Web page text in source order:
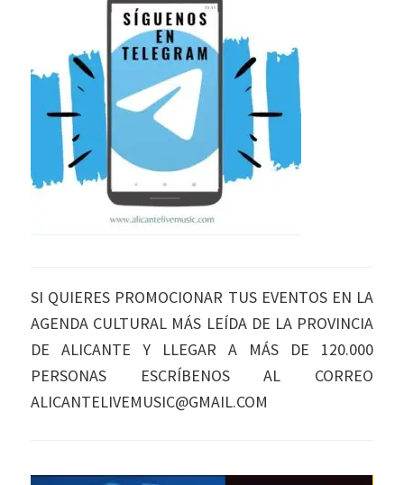
SI QUIERES PROMOCIONAR TUS EVENTOS EN LA
AGENDA CULTURAL MÁS LEÍDA DE LA PROVINCIA
DE ALICANTE Y LLEGAR A MÁS DE 120.000
PERSONAS ESCRÍBENOS AL CORREO
ALICANTELIVEMUSIC@GMAIL.COM